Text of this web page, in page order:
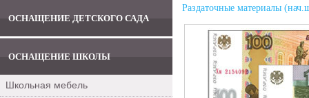
ОСНАЩЕНИЕ ДЕТСКОГО САДА
ОСНАЩЕНИЕ ШКОЛЫ
Школьная мебель
Раздаточные материалы